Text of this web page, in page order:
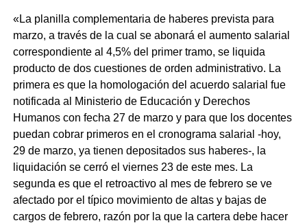
«La planilla complementaria de haberes prevista para
marzo, a través de la cual se abonará el aumento salarial
correspondiente al 4,5% del primer tramo, se liquida
producto de dos cuestiones de orden administrativo. La
primera es que la homologación del acuerdo salarial fue
notificada al Ministerio de Educación y Derechos
Humanos con fecha 27 de marzo y para que los docentes
puedan cobrar primeros en el cronograma salarial -hoy,
29 de marzo, ya tienen depositados sus haberes-, la
liquidación se cerró el viernes 23 de este mes. La
segunda es que el retroactivo al mes de febrero se ve
afectado por el típico movimiento de altas y bajas de
cargos de febrero, razón por la que la cartera debe hacer